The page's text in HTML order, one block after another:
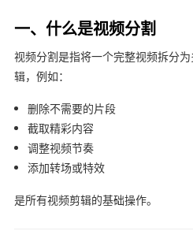
一、什么是视频分割
视频分割是指将一个完整视频拆分
辑，例如：
删除不需要的片段
截取精彩内容
调整视频节奏
添加转场或特效
是所有视频剪辑的基础操作。